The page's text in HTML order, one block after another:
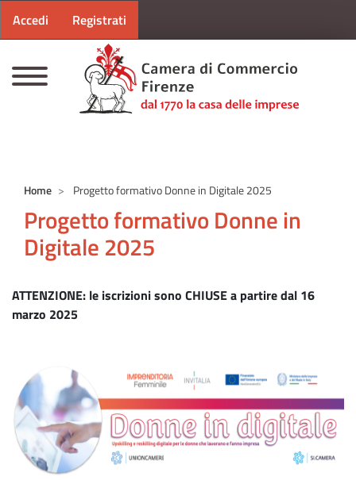
Menu profilo utente
Accedi Registrati
Home Progetto formativo Donne in Digitale 2025
Progetto formativo Donne in
Digitale 2025
ATTENZIONE: le iscrizioni sono CHIUSE a partire dal 16
marzo 2025